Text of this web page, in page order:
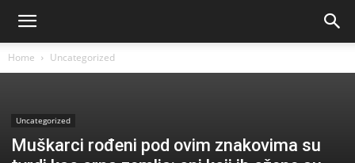
Home Uncategorized
Uncategorized
Muškarci rođeni pod ovim znakovima su